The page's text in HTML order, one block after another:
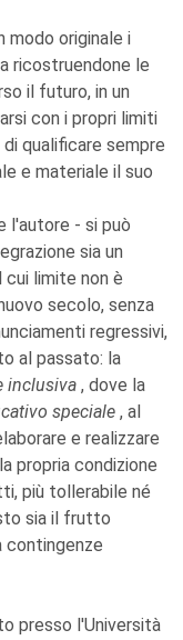
modo originale i
ricostruendone le
il futuro, in un
con i propri limiti
qualificare sempre
e materiale il suo
l'autore - si può
sia un
limite non è
secolo, senza
regressivi,
al passato: la
inclusiva , dove la
speciale , al
e realizzare
propria condizione
più tollerabile né
sia il frutto
presso l'Università